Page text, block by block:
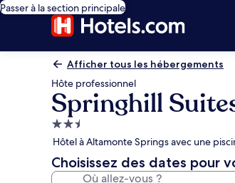
Passer à la section principale
Afficher tous les hébergements
Hôte professionnel
Springhill
Hébergement
2.5 étoiles
Hôtel à Altamonte Springs avec une
Choisissez des dates pour
Où allez-vous ?